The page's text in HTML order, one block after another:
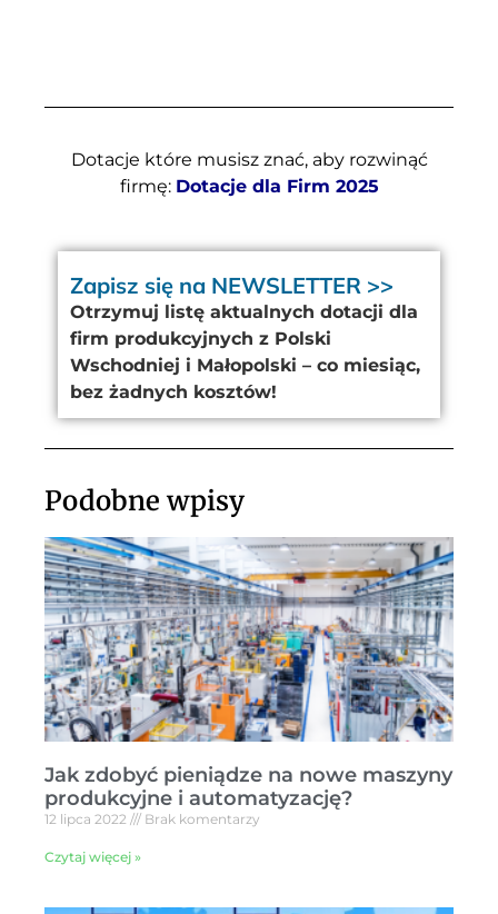
Dotacje które musisz znać, aby rozwinąć
firmę: Dotacje dla Firm 2025
Zapisz się na NEWSLETTER >>
Otrzymuj listę aktualnych dotacji dla
firm produkcyjnych z Polski
Wschodniej i Małopolski – co miesiąc,
bez żadnych kosztów!
Podobne wpisy
Jak zdobyć pieniądze na nowe maszyny
produkcyjne i automatyzację?
12 lipca 2022 Brak komentarzy
Czytaj więcej »